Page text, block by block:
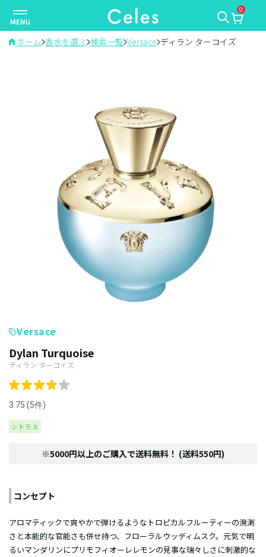
ナ
ビ
ゲ
0
ホーム 香水を選ぶ 検索一覧 Versace ディラン ターコイズ
Versace
Dylan Turquoise
ディラン ターコイズ
3.75 (5件)
シトラス
※5000円以上のご購入で送料無料！ (送料550円)
コンセプト
アロマティックで爽やかで弾けるようなトロピカルフルーティーの溌溂
さと本能的な官能さも併せ持つ、フローラルウッディムスク。元気で明
るいマンダリンにプリモフィオーレレモンの見事な瑞々しさに刺激的な